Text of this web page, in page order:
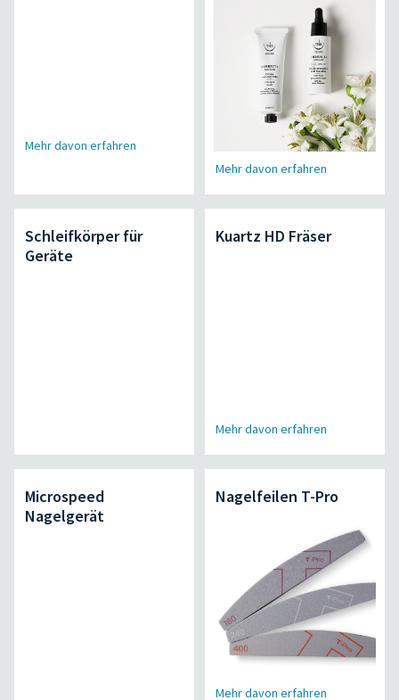
Mehr davon erfahren
Mehr davon erfahren
Schleifkörper für
Geräte
Kuartz HD Fräser
Mehr davon erfahren
Microspeed
Nagelgerät
Nagelfeilen T-Pro
Mehr davon erfahren